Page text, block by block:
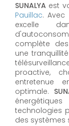
SUNALYA est
Pauillac. Avec
excelle
complète
une
proactive,
entretenue
optimale.
technologies
des systèmes